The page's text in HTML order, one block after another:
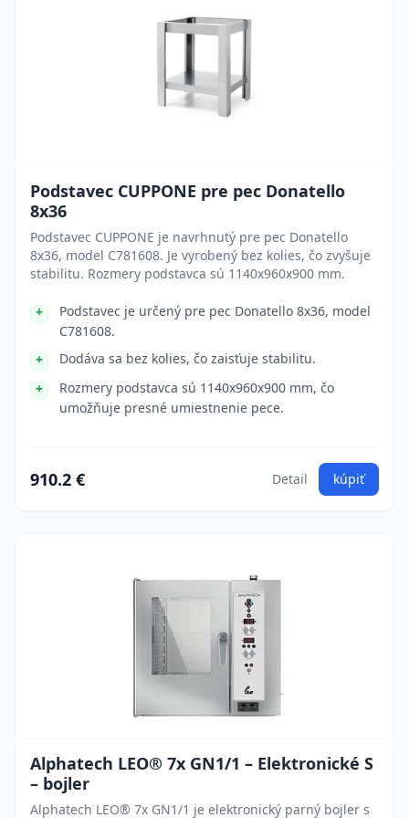
Podstavec CUPPONE pre pec Donatello
8x36
Podstavec CUPPONE je navrhnutý pre pec Donatello
8x36, model C781608. Je vyrobený bez kolies, čo zvyšuje
stabilitu. Rozmery podstavca sú 1140x960x900 mm.
Podstavec je určený pre pec Donatello 8x36, model
C781608.
Dodáva sa bez kolies, čo zaisťuje stabilitu.
Rozmery podstavca sú 1140x960x900 mm, čo
umožňuje presné umiestnenie pece.
910.2 € Detail kúpiť
Alphatech LEO® 7x GN1/1 – Elektronické S
– bojler
Alphatech LEO® 7x GN1/1 je elektronický parný bojler s